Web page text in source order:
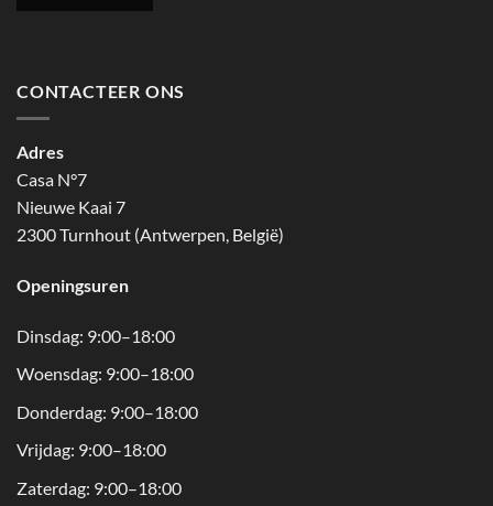
CONTACTEER ONS
Adres
Casa N°7
Nieuwe Kaai 7
2300 Turnhout (Antwerpen, België)
Openingsuren
Dinsdag: 9:00–18:00
Woensdag: 9:00–18:00
Donderdag: 9:00–18:00
Vrijdag: 9:00–18:00
Zaterdag: 9:00–18:00